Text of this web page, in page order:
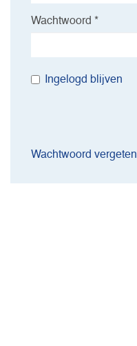
Wachtwoord *
Ingelogd blijven
Wachtwoord vergeten